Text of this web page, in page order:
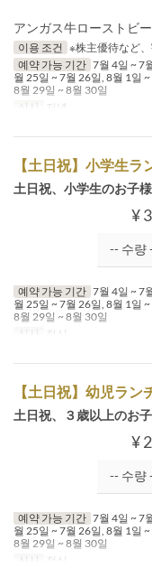
アンガス牛ローストビ
이용 조건 ※株主優待など
예약 가능 기간 7월 4일 ~ 7
월 25일 ~ 7월 26일, 8월 1일
8월 29일 ~ 8월 30일
식사
저녁
【土日祝】小学生ラ
土日祝、小学生のお子
¥
예약 가능 기간 7월 4일 ~ 7
월 25일 ~ 7월 26일, 8월 1일
8월 29일 ~ 8월 30일
식사
점심
【土日祝】幼児ラン
土日祝、３歳以上のお
¥
예약 가능 기간 7월 4일 ~ 7
월 25일 ~ 7월 26일, 8월 1일
8월 29일 ~ 8월 30일
식사
점심